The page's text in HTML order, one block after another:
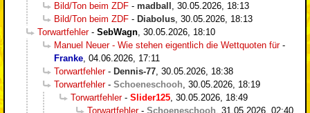
Bild/Ton beim ZDF - madball , 30.05.2026, 18:13
Bild/Ton beim ZDF - Diabolus, 30.05.2026, 18:13
Torwartfehler- SebWagn, 30.05.2026, 18:10
Manuel Neuer - Wie stehen eigentlich die Wettquoten für-
Franke, 04.06.2026, 17:11
Torwartfehler- Dennis-77, 30.05.2026, 18:38
Torwartfehler- Schoeneschooh, 30.05.2026, 18:19
Torwartfehler- Slider125, 30.05.2026, 18:49
Torwartfehler- Schoeneschooh, 31.05.2026, 02:40